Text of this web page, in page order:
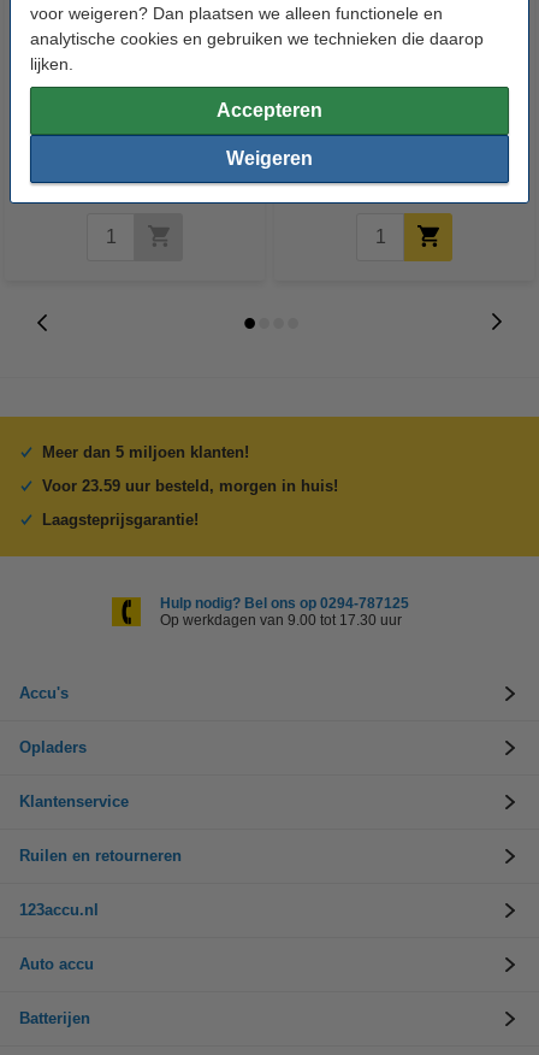
voor weigeren? Dan plaatsen we alleen functionele en
analytische cookies en gebruiken we technieken die daarop
lijken.
Accepteren
Weigeren
MN1500 / LR6 alkaline batterij
(24 stuks, 2900 mAh)
MN2400 / LR03 alkaline batterij
24 stuks
€ 14,50
Meer dan 5 miljoen klanten!
Voor 23.59 uur besteld, morgen in huis!
Laagsteprijsgarantie!
Hulp nodig? Bel ons op 0294-787125
Op werkdagen van 9.00 tot 17.30 uur
Accu's
Opladers
Klantenservice
Ruilen en retourneren
123accu.nl
Auto accu
Batterijen